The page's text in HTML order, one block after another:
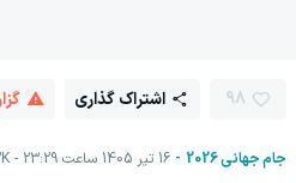
جام جهانی 2026 16 تیر 1405 ساعت 23:29
98 اشتراک گذاری